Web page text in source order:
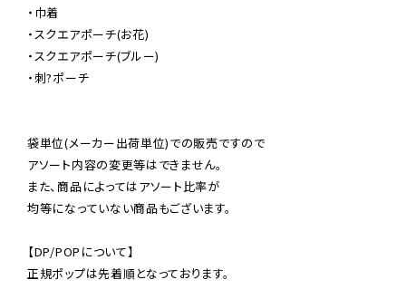
・巾着
・スクエアポーチ(お花)
・スクエアポーチ(ブルー)
・刺?ポーチ
袋単位(メーカー出荷単位)での販売ですので
アソート内容の変更等はできません。
また、商品によってはアソート比率が
均等になっていない商品もございます。
【DP/POPについて】
正規ポップは先着順となっております。